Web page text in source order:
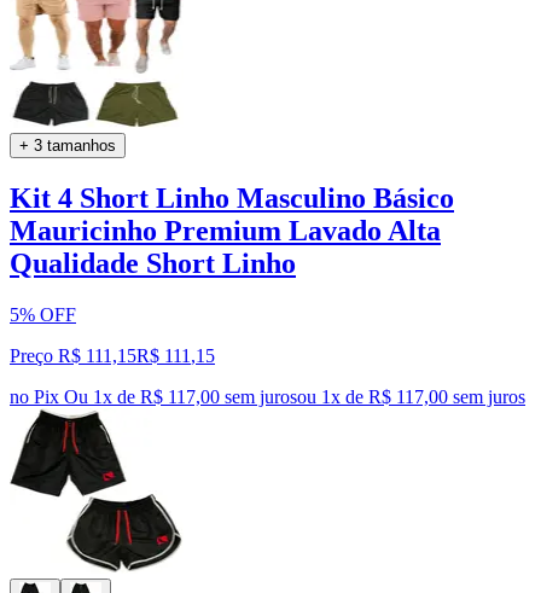
+ 3 tamanhos
Kit 4 Short Linho Masculino Básico
Mauricinho Premium Lavado Alta
Qualidade Short Linho
5% OFF
Preço R$ 111,15R$ 111 ,15
no Pix Ou 1x de R$ 117,00 sem jurosou 1x de R$ 117,00 sem juros